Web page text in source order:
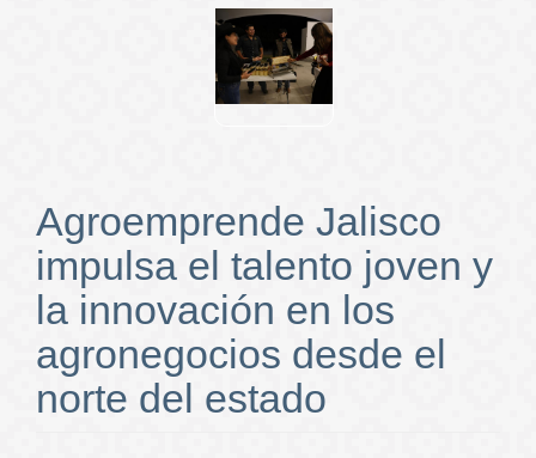
Agroemprende Jalisco
impulsa el talento joven y
la innovación en los
agronegocios desde el
norte del estado